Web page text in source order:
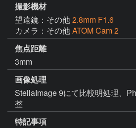
撮影機材
望遠鏡：その他2.8mm F1.6
カメラ：その他ATOM Cam 2
焦点距離
3mm
画像処理
StellaImage 9にて比較明処理、
整
特記事項